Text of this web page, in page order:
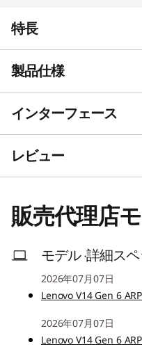
特長
あら
に、
応で
向の設
製品仕様
Windows 11 Pro 64bit
その他のエディション選択
AMD Ryzen™ 7 170 モバ
AMD Ryzen™ 3 110 モバ
セキュリティ・チップ
あり
その他のセキュリティ
インターフェース
USB 3.2 Gen1
レビュー
販売代理店
モデル ·詳細ス
2026年07月07日
Lenovo V14 Gen 6 ARP
2026年07月07日
Lenovo V14 Gen 6 ARP